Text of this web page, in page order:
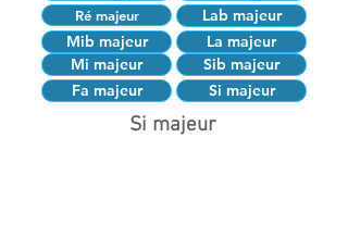
Ré majeur
Lab majeur
Mib majeur
Mi majeur
La majeur
Sib majeur
Fa majeur
Si majeur
Si majeur